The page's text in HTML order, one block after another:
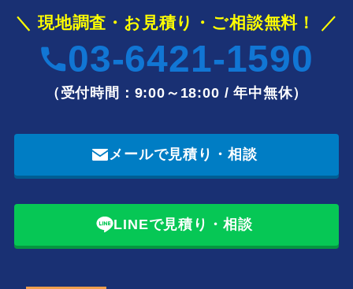
＼ 現地調査・お見積り・ご相談無料！ ／
03-6421-1590
（受付時間：9:00～18:00 / 年中無休）
メールで見積り・相談
LINEで見積り・相談